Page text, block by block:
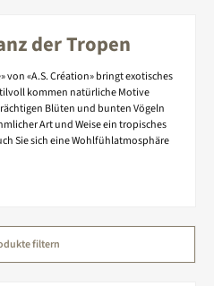
der Tropen
von «A.S. Création» bringt exotisches
kommen natürliche Motive
Blüten und bunten Vögeln
Art und Weise ein tropisches
Sie sich eine Wohlfühlatmosphäre
filtern